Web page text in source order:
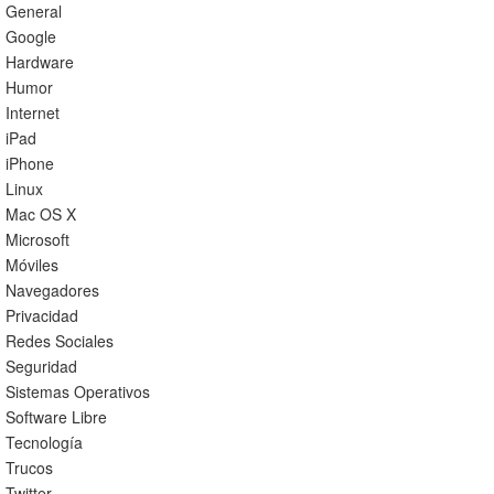
General
Google
Hardware
Humor
Internet
iPad
iPhone
Linux
Mac OS X
Microsoft
Móviles
Navegadores
Privacidad
Redes Sociales
Seguridad
Sistemas Operativos
Software Libre
Tecnología
Trucos